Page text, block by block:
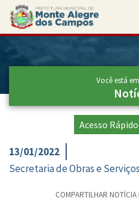
Ir para conteúdo principal
Conteúdo Principal
Você está
13/01/2022
Secretaria de Obras e
COMPARTILHAR NOTÍCIA